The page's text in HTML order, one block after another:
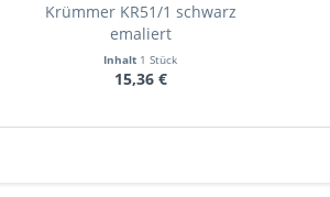
Krümmer KR51/1 schwarz
emaliert
Inhalt 1 Stück
15,36 €